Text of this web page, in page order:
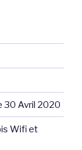
30 Avril 2020
Wifi et